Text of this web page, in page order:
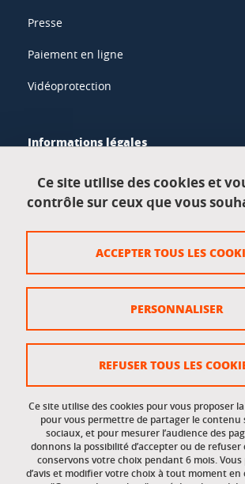
Presse
Paiement en ligne
Vidéoprotection
Informations légales
Données personnelles
Crédits
Gestion des cookies
Accessibilité : non conforme
Accès réservés
Intranet des étudiants et des personnels
Ce site utilise des cookies et
contrôle sur ceux que vous
Ce site utilise des cookies pour vous proposer
pour vous permettre de partager le contenu
sociaux, et pour mesurer l’audience des
donnons la possibilité d’accepter ou de refuser
conservons votre choix pendant 6 mois.
d’avis et modifier votre choix à tout moment
ACCEPTER TOUS LES
REFUSER TOUS LES
PERSONNALISER